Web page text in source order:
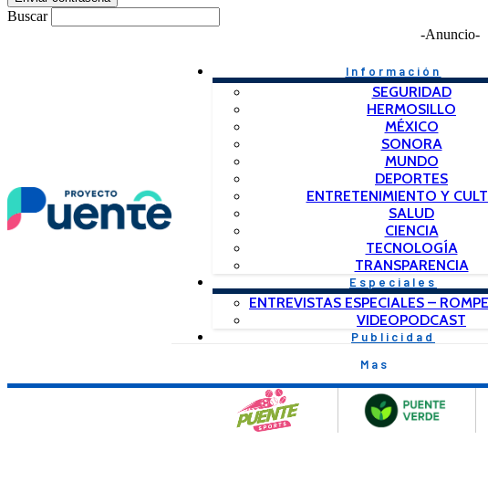
Buscar
-Anuncio-
Información
SEGURIDAD
HERMOSILLO
MÉXICO
SONORA
MUNDO
DEPORTES
ENTRETENIMIENTO Y
SALUD
CIENCIA
TECNOLOGÍA
TRANSPARENCIA
Especiales
ENTREVISTAS ESPECIALES –
VIDEOPODCAST
Publicidad
Mas